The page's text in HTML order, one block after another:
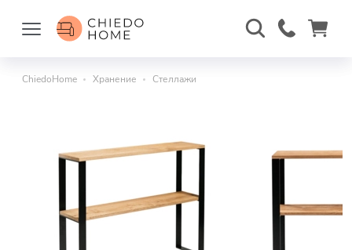
ChiedoHome Хранение Стеллажи